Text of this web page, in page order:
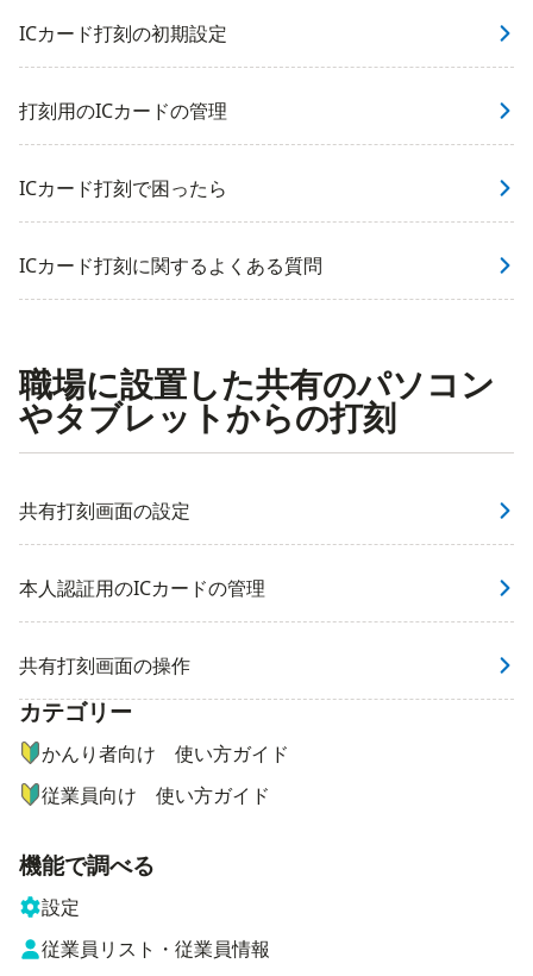
ICカード打刻の初期設定
打刻用のICカードの管理
ICカード打刻で困ったら
ICカード打刻に関するよくある質問
職場に設置した共有のパソコン
やタブレットからの打刻
共有打刻画面の設定
本人認証用のICカードの管理
共有打刻画面の操作
ナビゲーションメニュー
カテゴリー
かんり者向け 使い方ガイド
従業員向け 使い方ガイド
機能で調べる
設定
従業員リスト・従業員情報